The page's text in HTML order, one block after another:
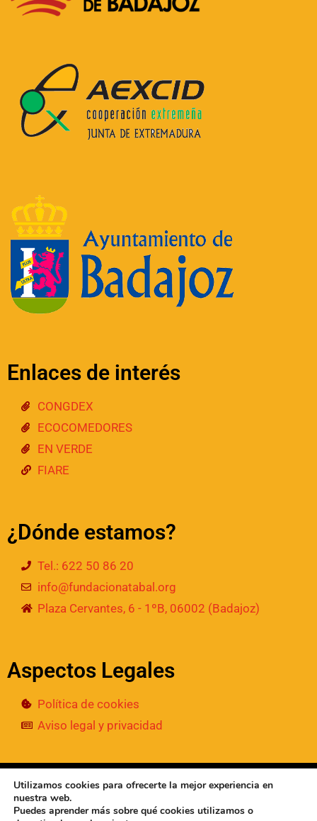
Enlaces de interés
CONGDEX
ECOCOMEDORES
EN VERDE
FIARE
¿Dónde estamos?
Tel.: 622 50 86 20
info@fundacionatabal.org
Plaza Cervantes, 6 - 1ºB, 06002 (Badajoz)
Aspectos Legales
Política de cookies
Aviso legal y privacidad
© 2024• Fundación Atabal | Todos los derechos
reservados
Utilizamos cookies para ofrecerte la mejor experiencia en
nuestra web.
Puedes aprender más sobre qué cookies utilizamos o